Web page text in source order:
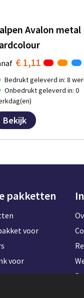
Avalon metal
€ 1,11
Bedrukt geleverd in: 8
Onbedrukt geleverd in: 0
Bekijk
pakketten
voor
voor
voor